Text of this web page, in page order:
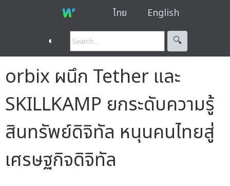
ไทย English
◐ 🔍︎
orbix ผนึก Tether และ
SKILLKAMP ยกระดับความรู้
สินทรัพย์ดิจิทัล หนุนคนไทยสู่
เศรษฐกิจดิจิทัล